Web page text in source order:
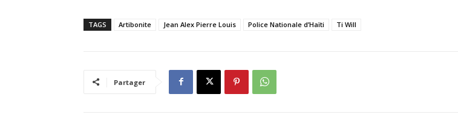
TAGS Artibonite Jean Alex Pierre Louis Police Nationale d’Haïti Ti Will
Partager